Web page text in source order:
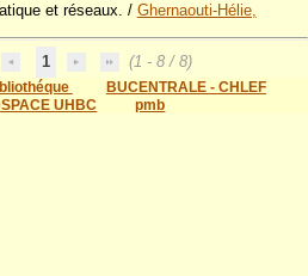
et réseaux. / Ghernaouti-Hélie,
1
(1 - 8 / 8)
BUCENTRALE - CHLEF
UHBC
pmb